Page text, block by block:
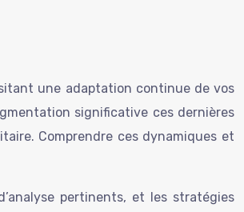
une adaptation continue de vos
significative ces dernières
Comprendre ces dynamiques et
pertinents, et les stratégies